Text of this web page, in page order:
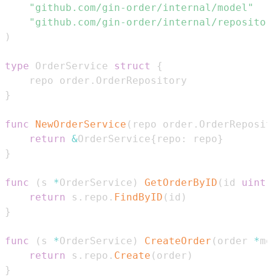
"github.com/gin-order/internal/model"
"github.com/gin-order/internal/
)
type OrderService struct
{
    repo order
.
}
func NewOrderService ( repo order .
return
&OrderService{ repo : repo}
}
func ( s *OrderService ) GetOrderByID ( id uint
return
s . repo . FindByID ( id )
}
func ( s *OrderService ) CreateOrder ( order *
return
s . repo . Create ( order )
}